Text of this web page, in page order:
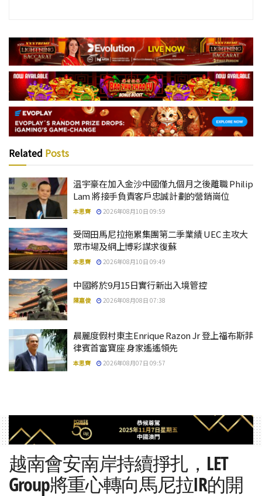
Related Posts
温宇豪在加入金沙中國僅九個月之後離職 Philip
Lam 將接手負責客戶忠誠計劃的營銷崗位
本思齊 2026年08月10日 09:59
受岡田馬尼拉拖累集團第二季業績 UEC 主攻大
眾市場及網上博彩謀求復蘇
本思齊 2026年08月10日 09:49
中國將於9月15日實行新出入境管控
陳嘉俊 2026年08月08日 07:38
晨麗度假村東主Enrique Razon Jr 登上福布斯菲
律賓首富寶座 身家遙遙領先
本思齊 2026年08月07日 09:57
越南會安南岸持續掙扎，LET
Group將重心轉向馬尼拉IR的開